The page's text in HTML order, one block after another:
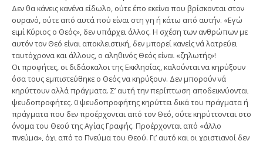
Δεν θα κάνεις κανένα είδωλο, ούτε έπο εκείνα που βρίσκονται στον
ουρανό, ούτε από αυτά πού είναι στη γη ή κάτω από αυτήν. «Εγώ
ειμί Κύριος ο Θεός», δεν υπάρχει άλλος. Η σχέση των ανθρώπων με
αυτόν τον Θεό είναι αποκλειστική, δεν μπορεί κανείς νά λατρεύει
ταυτόχρονα και άλλους, ο αληθινός Θεός είναι «ζηλωτής»!
Οι προφήτες, οι διδάσκαλοι της Εκκλησίας, καλούνται να κηρύξουν
όσα τους εμπιστεύθηκε ο Θεός να κηρύξουν. Δεν μπορούν νά
κηρύττουν αλλά πράγματα. Σ’ αυτή την περίπτωση αποδεικνύονται
ψευδοπροφήτες. 0 ψευδοπροφήτης κηρύττει δικά του πράγματα ή
πράγματα που δεν προέρχονται από τον Θεό, ούτε κηρύττονται στο
όνομα του Θεού της Αγίας Γραφής. Προέρχονται από «άλλο
πνεύμα», όχι από το Πνεύμα του Θεού. Γι’ αυτό και οι χριστιανοί δεν